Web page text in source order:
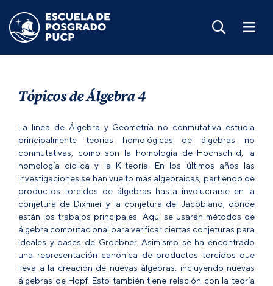
Tópicos de Álgebra 4
La línea de Álgebra y Geometría no conmutativa estudia
principalmente teorías homológicas de álgebras no
conmutativas, como son la homología de Hochschild, la
homología cíclica y la K-teoría. En los últimos años las
investigaciones se han vuelto más algebraicas, partiendo de
productos torcidos de álgebras hasta involucrarse en la
conjetura de Dixmier y la conjetura del Jacobiano, donde
están los trabajos principales. Aquí se usarán métodos de
álgebra computacional para verificar ciertas conjeturas para
ideales y bases de Groebner. Asimismo se ha encontrado
una representación canónica de productos torcidos que
lleva a la creación de nuevas álgebras, incluyendo nuevas
álgebras de Hopf. Esto también tiene relación con la teoría